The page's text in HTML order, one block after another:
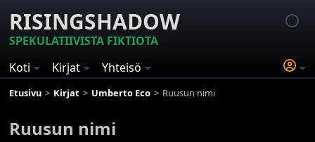
RISINGSHADOW
SPEKULATIIVISTA FIKTIOTA
Koti
Kirjat Yhteisö
Etusivu Kirjat Umberto Eco Ruusun nimi
Ruusun nimi